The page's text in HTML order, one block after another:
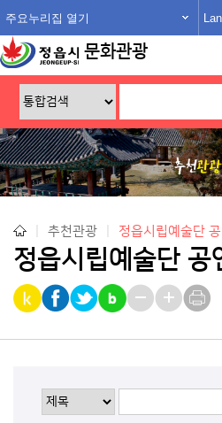
주요누리집 열기
문화관광
추천관광 정읍시립예술단
정읍시립예술단 공